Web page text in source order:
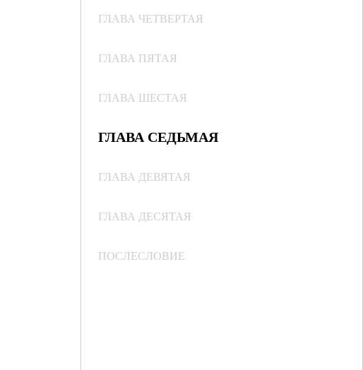
ГЛАВА ЧЕТВЕРТАЯ
ГЛАВА ПЯТАЯ
ГЛАВА ШЕСТАЯ
ГЛАВА СЕДЬМАЯ
ГЛАВА ДЕВЯТАЯ
ГЛАВА ДЕСЯТАЯ
ПОСЛЕСЛОВИЕ